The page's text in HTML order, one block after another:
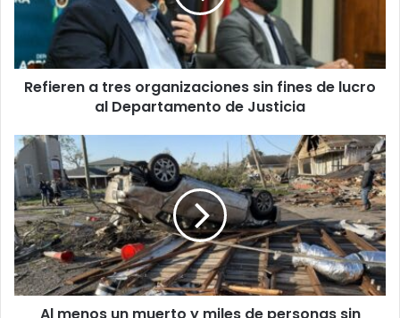
al
Departamento
Refieren a tres organizaciones sin fines de lucro
al Departamento de Justicia
Al
menos
un
muerto
y
miles
de
personas
sin
electricidad